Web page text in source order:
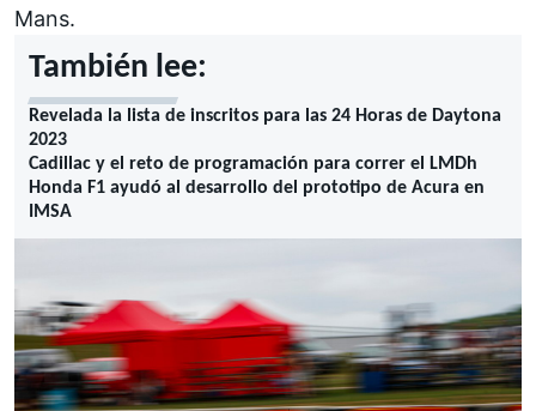
Mans.
También lee:
Revelada la lista de inscritos para las 24 Horas de Daytona
2023
Cadillac y el reto de programación para correr el LMDh
Honda F1 ayudó al desarrollo del prototipo de Acura en
IMSA